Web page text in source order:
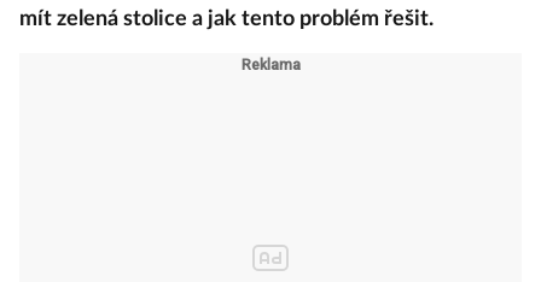
mít zelená stolice a jak tento problém řešit.